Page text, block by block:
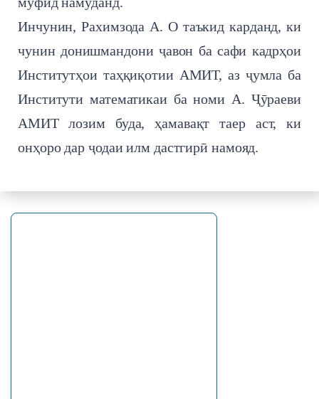
Инчунин, Рахимзода А. О таъкид карданд, ки
чунин донишмандони ҷавон ба сафи кадрҳои
Институтҳои таҳқиқотии АМИТ, аз ҷумла ба
Институти математикаи ба номи А. Ҷӯраеви
АМИТ лозим буда, ҳамавақт таер аст, ки
онҳоро дар ҷодаи илм дастгирӣ намояд.